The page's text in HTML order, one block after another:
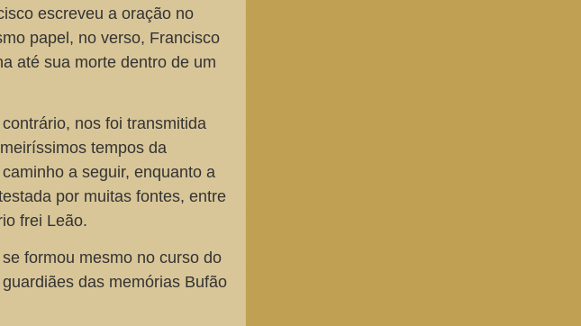
escreveu a oração no
papel, no verso, Francisco
até sua morte dentro de um
nos foi transmitida
tempos da
a seguir, enquanto a
por muitas fontes, entre
frei Leão.
formou mesmo no curso do
das memórias Bufão